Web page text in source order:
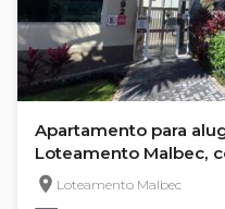
Apartamento para
Loteamento Malbec,
m²Loteamento Malbec